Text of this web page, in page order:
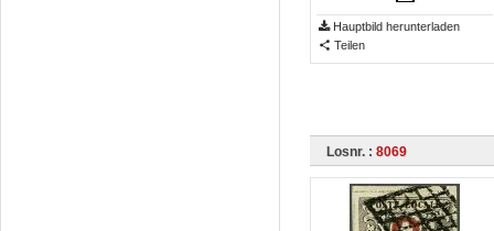
Hauptbild herunterladen
Teilen
Losnr. : 8069